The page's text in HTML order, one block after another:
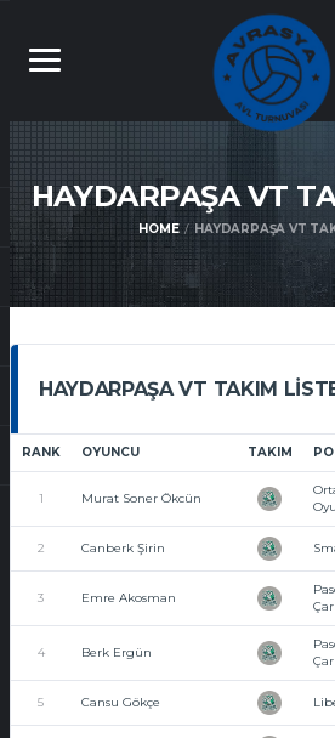
HAYDARPAŞA VT
HOME HAYDARPAŞA VT
HAYDARPAŞA VT TAKIM
RANK OYUNCU TAKIM
1 Murat Soner Ökcün
2 Canberk Şirin
3 Emre Akosman
4 Berk Ergün
5 Cansu Gökçe